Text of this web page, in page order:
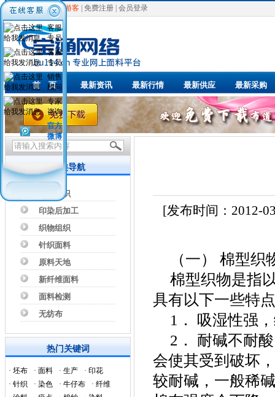
欢迎光临，游客 免费注册 会员登录
首 页 最新资讯 最新行情 最新供应 最新采购
分类导航
织造知识
印染后加工
织物组织
针织面料
原料天地
新纤维面料
面料检测
无纺布
热门关键词
· 坯布 · 面料 · 生产 · 印花
· 针织 · 染色 · 牛仔布 · 纤维
[发布时间：2012-
（一） 棉型织
棉型织物是指
具有以下一些特
1． 吸湿性强
2． 耐碱不耐
会使其受到破坏
较耐碱，一般稀
客服
专员
客服
专员
销售
顾问
专家
咨询
官方
微博